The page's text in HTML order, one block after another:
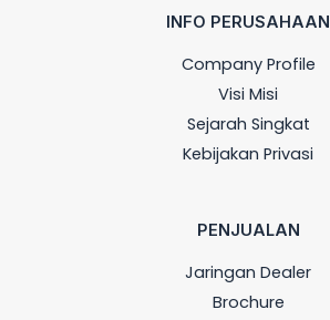
INFO PERUSAHAAN
Company Profile
Visi Misi
Sejarah Singkat
Kebijakan Privasi
PENJUALAN
Jaringan Dealer
Brochure